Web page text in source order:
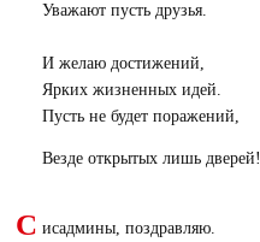
Уважают пусть друзья.
И желаю достижений,
Ярких жизненных идей.
Пусть не будет поражений,
Везде открытых лишь дверей!
С исадмины, поздравляю.